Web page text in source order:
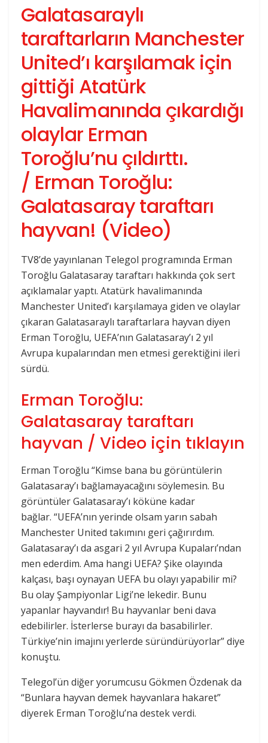
Galatasaraylı
taraftarların Manchester
United’ı karşılamak için
gittiği Atatürk
Havalimanında çıkardığı
olaylar Erman
Toroğlu’nu çıldırttı.
/ Erman Toroğlu:
Galatasaray taraftarı
hayvan! (Video)
TV8’de yayınlanan Telegol programında Erman
Toroğlu Galatasaray taraftarı hakkında çok sert
açıklamalar yaptı. Atatürk havalimanında
Manchester United’ı karşılamaya giden ve olaylar
çıkaran Galatasaraylı taraftarlara hayvan diyen
Erman Toroğlu, UEFA’nın Galatasaray’ı 2 yıl
Avrupa kupalarından men etmesi gerektiğini ileri
sürdü.
Erman Toroğlu:
Galatasaray taraftarı
hayvan / Video için tıklayın
Erman Toroğlu “Kimse bana bu görüntülerin
Galatasaray’ı bağlamayacağını söylemesin. Bu
görüntüler Galatasaray’ı köküne kadar
bağlar. “UEFA’nın yerinde olsam yarın sabah
Manchester United takımını geri çağırırdım.
Galatasaray’ı da asgari 2 yıl Avrupa Kupaları’ndan
men ederdim. Ama hangi UEFA? Şike olayında
kalçası, başı oynayan UEFA bu olayı yapabilir mi?
Bu olay Şampiyonlar Ligi’ne lekedir. Bunu
yapanlar hayvandır! Bu hayvanlar beni dava
edebilirler. İsterlerse burayı da basabilirler.
Türkiye’nin imajını yerlerde süründürüyorlar” diye
konuştu.
Telegol’ün diğer yorumcusu Gökmen Özdenak da
“Bunlara hayvan demek hayvanlara hakaret”
diyerek Erman Toroğlu’na destek verdi.